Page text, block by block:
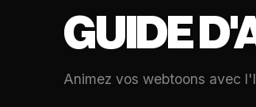
GUIDE
Animez vos webtoons avec